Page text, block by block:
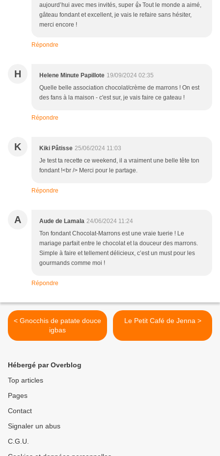
aujourd’hui avec mes invités, super 👍 Tout le monde a aimé,
gâteau fondant et excellent, je vais le refaire sans hésiter,
merci encore !
Répondre
H Helene Minute Papillote 19/09/2024 02:35
Quelle belle association chocolat/crème de marrons ! On est
des fans à la maison - c'est sur, je vais faire ce gateau !
Répondre
K Kiki Pâtisse 25/06/2024 11:03
Je test ta recette ce weekend, il a vraiment une belle tête ton
fondant !<br /> Merci pour le partage.
Répondre
A Aude de Lamala 24/06/2024 11:24
Ton fondant Chocolat-Marrons est une vraie tuerie ! Le
mariage parfait entre le chocolat et la douceur des marrons.
Simple à faire et tellement délicieux, c’est un must pour les
gourmands comme moi !
Répondre
< Gnocchis de patate douce
igbas
Le Petit Café de Jenna >
Hébergé par Overblog
Top articles
Pages
Contact
Signaler un abus
C.G.U.